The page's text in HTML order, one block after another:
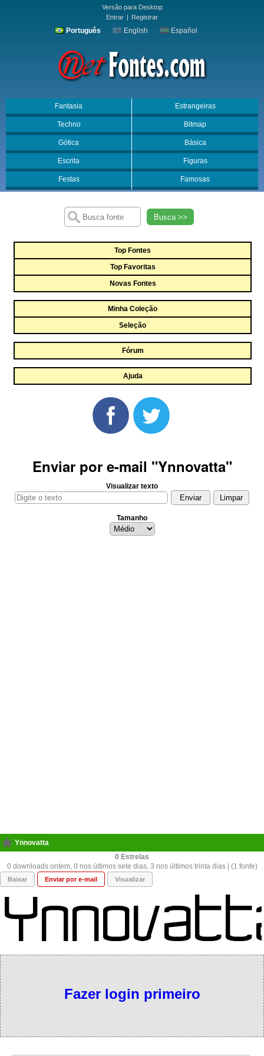
Versão para Desktop
Entrar | Registrar
Português English Español
Fantasia Estrangeiras
Techno Bitmap
Gótica Básica
Escrita Figuras
Festas Famosas
Busca >>
Top Fontes
Top Favoritas
Novas Fontes
Minha Coleção
Seleção
Fórum
Ajuda
Enviar por e-mail "Ynnovatta"
Visualizar texto
Tamanho
Ynnovatta
0
0 downloads ontem, 0 nos últimos sete dias, 3 nos últimos trinta dias | (1 fonte)
Baixar Enviar por e-mail Visualizar
Fazer login primeiro